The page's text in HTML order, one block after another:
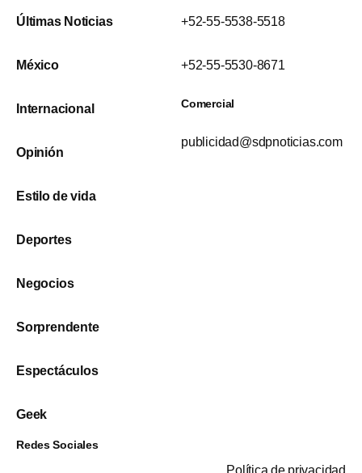
Últimas Noticias
México
Internacional
Opinión
Estilo de vida
Deportes
Negocios
Sorprendente
Espectáculos
Geek
+52-55-5538-5518
+52-55-5530-8671
Comercial
publicidad@sdpnoticias.com
Redes Sociales
Política de privacidad